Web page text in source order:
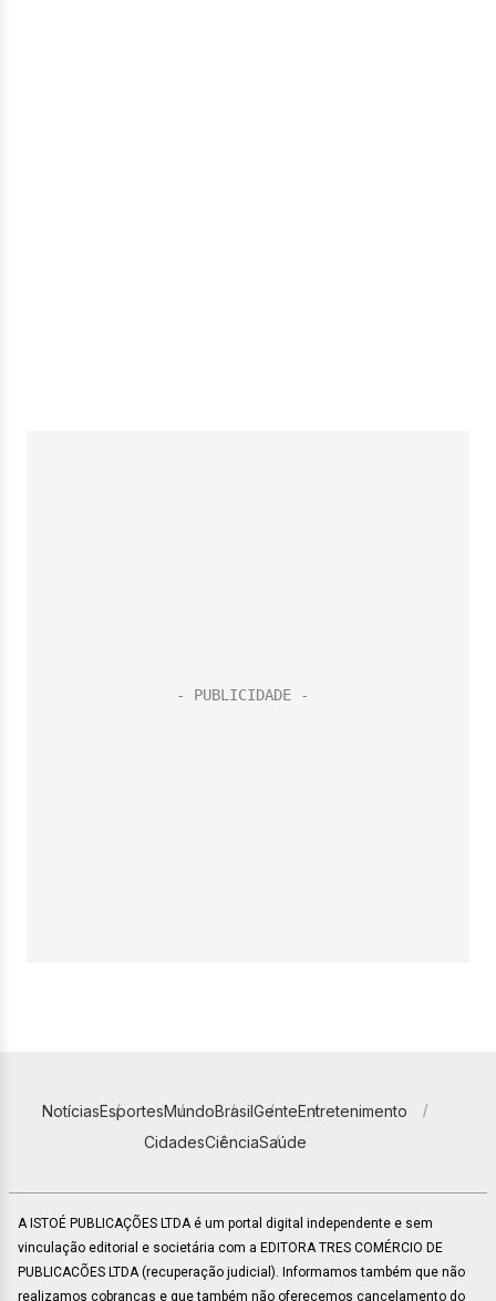
NotíciasEsportesMundoBrasilGenteEntretenimento
CidadesCiênciaSaúde
A ISTOÉ PUBLICAÇÕES LTDA é um portal digital independente e sem
vinculação editorial e societária com a EDITORA TRES COMÉRCIO DE
PUBLICACÕES LTDA (recuperação judicial). Informamos também que não
realizamos cobranças e que também não oferecemos cancelamento do